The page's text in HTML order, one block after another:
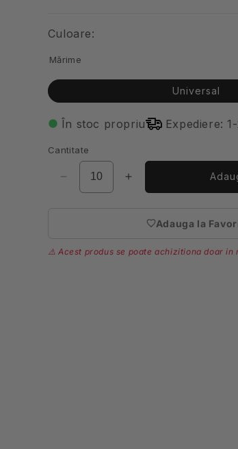
Culoare:
Mărime
Universal
În stoc propriu Expediere:
Cantitate
Reduceți
cantitatea
folosinta
Creșteți
cantitatea
Halat
folosinta
Adauga la
⚠️ Acest produs se poate achizitiona doar in